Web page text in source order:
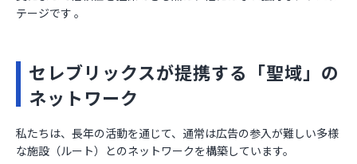
テージです 。
セレブリックスが提携する「聖域」の
ネットワーク
私たちは、長年の活動を通じて、通常は広告の参入が難しい多様
な施設（ルート）とのネットワークを構築しています。